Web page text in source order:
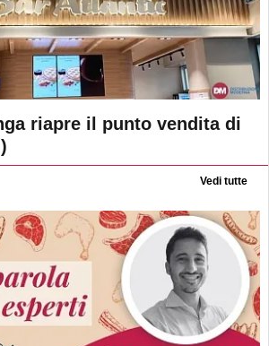
riapre il punto vendita di
Vedi tutte